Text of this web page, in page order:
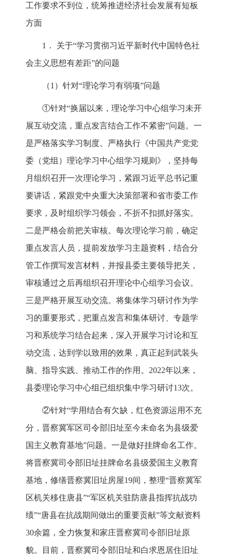
工作要求不到位，统筹推进经济社会发展有短板
方面
1． 关于“学习贯彻习近平新时代中国特色社
会主义思想有差距”的问题
（1）针对“理论学习有弱项”问题
①针对“换届以来，理论学习中心组学习未开
展互动交流，重点发言结合工作不紧密”问题。一
是严格落实学习制度。严格执行《中国共产党党
委（党组）理论学习中心组学习规则》，坚持每
月组织召开一次理论学习，紧跟习近平总书记重
要讲话，紧跟党中央重大决策部署和省市委工作
要求，及时组织学习领会，不折不扣抓好落实。
二是严格会前把关审核。每次理论学习前，确定
重点发言人员，提前发放学习主题资料，结合分
管工作撰写发言材料，并报县委主要领导把关，
审核通过之后再组织召开理论中心组学习会议。
三是严格开展互动交流。将集体学习研讨作为学
习的重要形式，把重点发言和集体研讨、专题学
习和系统学习结合起来，深入开展学习讨论和互
动交流，达到学以致用的效果，真正起到武装头
脑、指导实践、推动工作的作用。2022年以来，
县委理论学习中心组已组织集中学习研讨13次。
②针对“学用结合有欠缺，红色资源运用不充
分，晋察冀军区司令部旧址至今未命名为县级爱
国主义教育基地”问题。一是做好挂牌命名工作。
将晋察冀司令部旧址挂牌命名县级爱国主义教育
基地，修缮晋察冀旧址房屋19间，整理“晋察冀军
区机关移住唐县”“军区机关驻防唐县指挥抗战功
绩”“唐县在抗战期间做出的重要贡献”等文献资料
30余篇，全力恢复和家庄晋察冀司令部旧址原
貌。目前，晋察冀司令部旧址和白求恩居住旧址